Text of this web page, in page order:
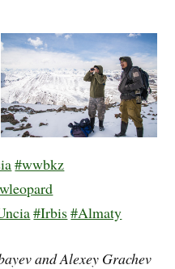
#wwbkz
#Irbis#Almaty
and Alexey Grachev